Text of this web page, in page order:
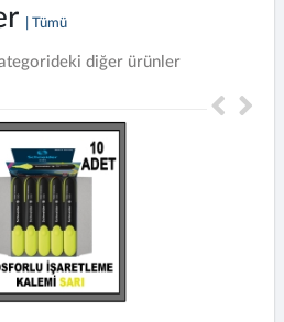
| Tümü
diğer ürünler